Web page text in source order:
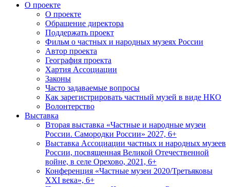
О проекте
О проекте
Обращение директора
Поддержать проект
Фильм о частных и народных музеях России
Автор проекта
География проекта
Хартия Ассоциации
Законы
Часто задаваемые вопросы
Как зарегистрировать частный музей в виде НКО
Волонтерство
Выставка
Вторая выставка «Частные и народные музеи
России. Самородки России» 2027, 6+
Выставка Ассоциации частных и народных музеев
России, посвященная Великой Отечественной
войне, в селе Орехово, 2021, 6+
Конференция «Частные музеи 2020/Третьяковы
XXI века», 6+